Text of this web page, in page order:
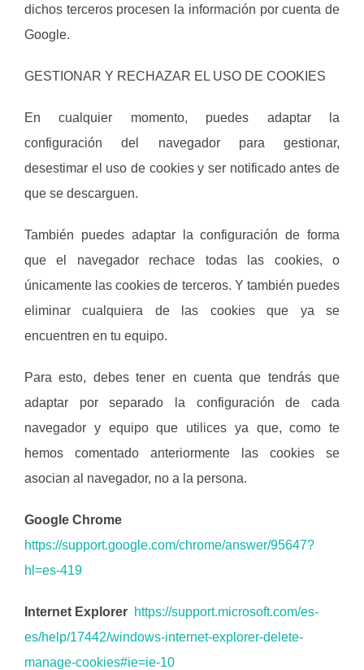
dichos terceros procesen la información por cuenta de
Google.
GESTIONAR Y RECHAZAR EL USO DE COOKIES
En cualquier momento, puedes adaptar la
configuración del navegador para gestionar,
desestimar el uso de cookies y ser notificado antes de
que se descarguen.
También puedes adaptar la configuración de forma
que el navegador rechace todas las cookies, o
únicamente las cookies de terceros. Y también puedes
eliminar cualquiera de las cookies que ya se
encuentren en tu equipo.
Para esto, debes tener en cuenta que tendrás que
adaptar por separado la configuración de cada
navegador y equipo que utilices ya que, como te
hemos comentado anteriormente las cookies se
asocian al navegador, no a la persona.
Google Chrome
https://support.google.com/chrome/answer/95647?
hl=es-419
Internet Explorer https://support.microsoft.com/es-
es/help/17442/windows-internet-explorer-delete-
manage-cookies#ie=ie-10